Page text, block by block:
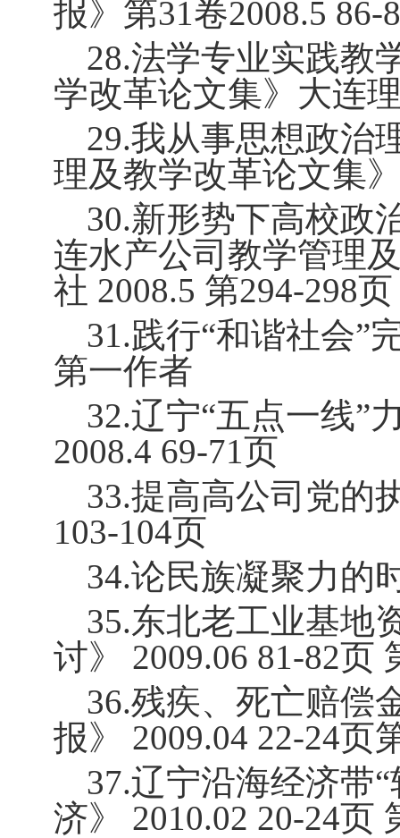
报》第31卷2008.5 86-
28.法学专业实践教
学改革论文集》大连
29.我从事思想政治
理及教学改革论文集
30.新形势下高校政
连水产公司教学管理
社 2008.5 第294-298页
31.践行“和谐社会”
第一作者
32.辽宁“五点一线”
2008.4 69-71页
33.提高高公司党的
103-104页
34.论民族凝聚力的
35.东北老工业基地
讨》
2009.06 81-82页
36.残疾、死亡赔偿
报》
2009.04 22-24页
37.辽宁沿海经济带
济》
2010.02 20-24页